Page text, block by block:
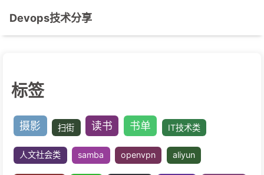
Devops技术分享
标签
摄影 扫街 读书 书单 IT技术类